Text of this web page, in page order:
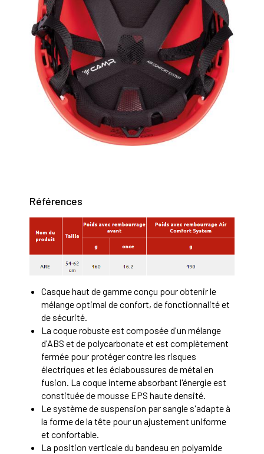
Références
Casque haut de gamme conçu pour obtenir le
mélange optimal de confort, de fonctionnalité et
de sécurité.
La coque robuste est composée d'un mélange
d'ABS et de polycarbonate et est complètement
fermée pour protéger contre les risques
électriques et les éclaboussures de métal en
fusion. La coque interne absorbant l'énergie est
constituée de mousse EPS haute densité.
Le système de suspension par sangle s'adapte à
la forme de la tête pour un ajustement uniforme
et confortable.
La position verticale du bandeau en polyamide